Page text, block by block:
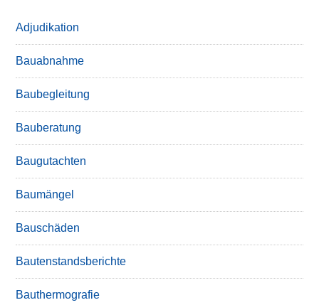
Adjudikation
Bauabnahme
Baubegleitung
Bauberatung
Baugutachten
Baumängel
Bauschäden
Bautenstandsberichte
Bauthermografie